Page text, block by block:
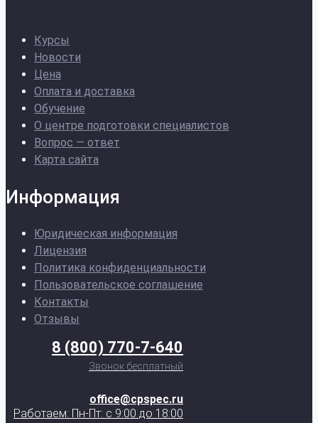
Курсы
Новости
Цена
Оплата и доставка
Обучение
О центре подготовки специалистов
Вопрос — ответ
Карта сайта
Информация
Юридическая информация
Лицензия
Политика конфиденциальности
Пользовательское соглашение
Контакты
Отзывы
8 (800) 770-7-640
Звонок бесплатный
office@cpspec.ru
Работаем: Пн-Пт: с 9:00 до 18:00